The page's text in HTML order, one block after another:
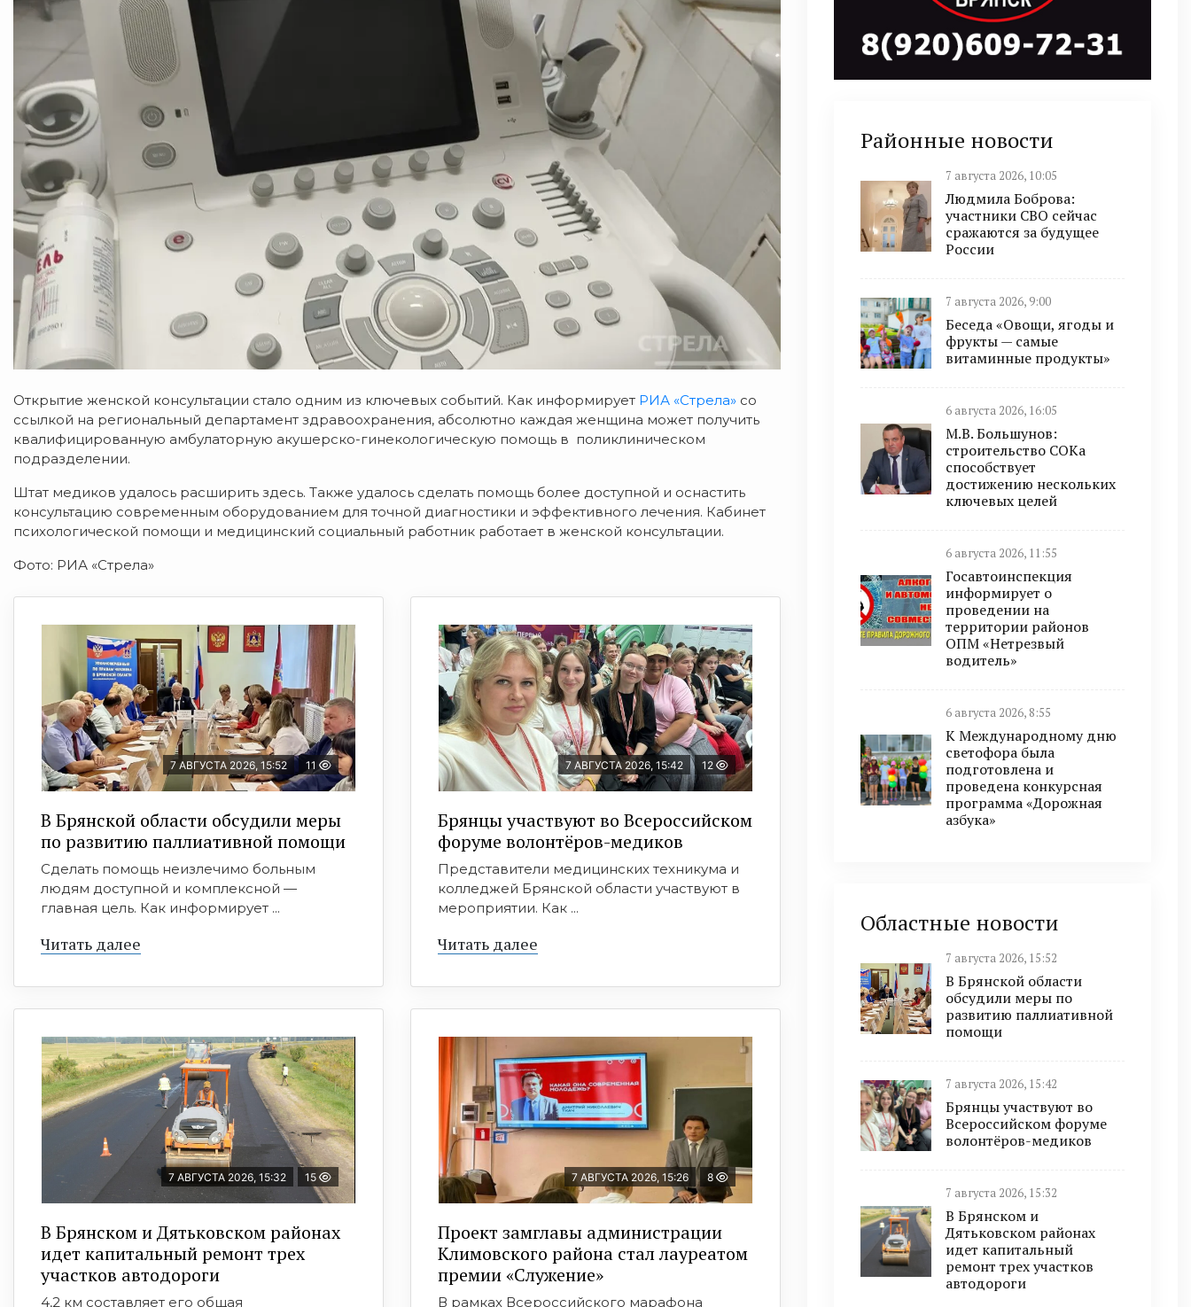
Открытие женской консультации стало одним из ключевых событий. Как информирует РИА «Стрела» со
ссылкой на региональный департамент здравоохранения, абсолютно каждая женщина может получить
квалифицированную амбулаторную акушерско-гинекологическую помощь в поликлиническом
подразделении.
Штат медиков удалось расширить здесь. Также удалось сделать помощь более доступной и оснастить
консультацию современным оборудованием для точной диагностики и эффективного лечения. Кабинет
психологической помощи и медицинский социальный работник работает в женской консультации.
Фото: РИА «Стрела»
7 АВГУСТА 2026, 15:52 11
В Брянской области обсудили меры
по развитию паллиативной помощи
Сделать помощь неизлечимо больным
людям доступной и комплексной —
главная цель. Как информирует ...
Читать далее
7 АВГУСТА 2026, 15:42 12
Брянцы участвуют во Всероссийском
форуме волонтёров-медиков
Представители медицинских техникума и
колледжей Брянской области участвуют в
мероприятии. Как ...
Читать далее
7 АВГУСТА 2026, 15:32 15
В Брянском и Дятьковском районах
идет капитальный ремонт трех
участков автодороги
4,2 км составляет его общая
7 АВГУСТА 2026, 15:26 8
Проект замглавы администрации
Климовского района стал лауреатом
премии «Служение»
В рамках Всероссийского марафона
Районные новости
7 августа 2026, 10:05
Людмила Боброва:
участники СВО сейчас
сражаются за будущее
России
7 августа 2026, 9:00
Беседа «Овощи, ягоды и
фрукты — самые
витаминные продукты»
6 августа 2026, 16:05
М.В. Большунов:
строительство СОКа
способствует
достижению нескольких
ключевых целей
6 августа 2026, 11:55
Госавтоинспекция
информирует о
проведении на
территории районов
ОПМ «Нетрезвый
водитель»
6 августа 2026, 8:55
К Международному дню
светофора была
подготовлена и
проведена конкурсная
программа «Дорожная
азбука»
Областные новости
7 августа 2026, 15:52
В Брянской области
обсудили меры по
развитию паллиативной
помощи
7 августа 2026, 15:42
Брянцы участвуют во
Всероссийском форуме
волонтёров-медиков
7 августа 2026, 15:32
В Брянском и
Дятьковском районах
идет капитальный
ремонт трех участков
автодороги